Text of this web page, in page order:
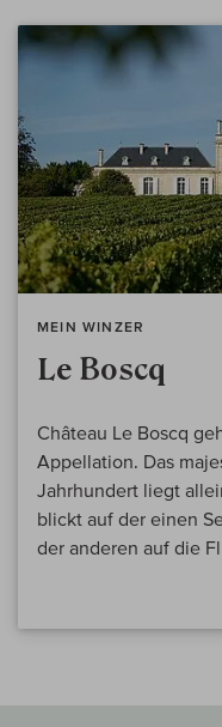
MEIN WINZER
Le Boscq
Château Le Boscq
Appellation. Das
Jahrhundert liegt
blickt auf der einen
der anderen auf die